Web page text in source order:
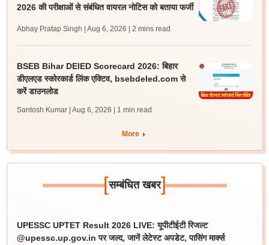
2026 की परीक्षाओं से संबंधित वायरल नोटिस को बताया फर्जी
Abhay Pratap Singh | Aug 6, 2026 | 2 mins read
BSEB Bihar DElED Scorecard 2026: बिहार
डीएलएड स्कोरकार्ड लिंक एक्टिव, bsebdeled.com से
करें डाउनलोड
Santosh Kumar | Aug 6, 2026 | 1 min read
More
[सम्बंधित खबर]
UPESSC UPTET Result 2026 LIVE: यूपीटीईटी रिजल्ट
@upessc.up.gov.in पर जल्द, जानें लेटेस्ट अपडेट, पासिंग मार्क्स